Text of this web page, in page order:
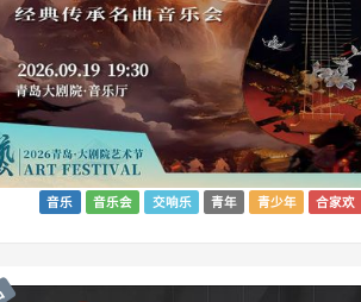
音乐 音乐会 交响乐 青年 青少年 合家欢